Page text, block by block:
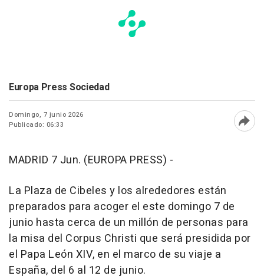
Europa Press Sociedad
Domingo, 7 junio 2026
Publicado: 06:33
MADRID 7 Jun. (EUROPA PRESS) -
La Plaza de Cibeles y los alrededores están
preparados para acoger el este domingo 7 de
junio hasta cerca de un millón de personas para
la misa del Corpus Christi que será presidida por
el Papa León XIV, en el marco de su viaje a
España, del 6 al 12 de junio.